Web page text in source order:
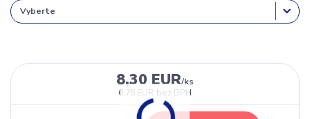
8,30 EUR/ks
6,75 EUR bez DPH